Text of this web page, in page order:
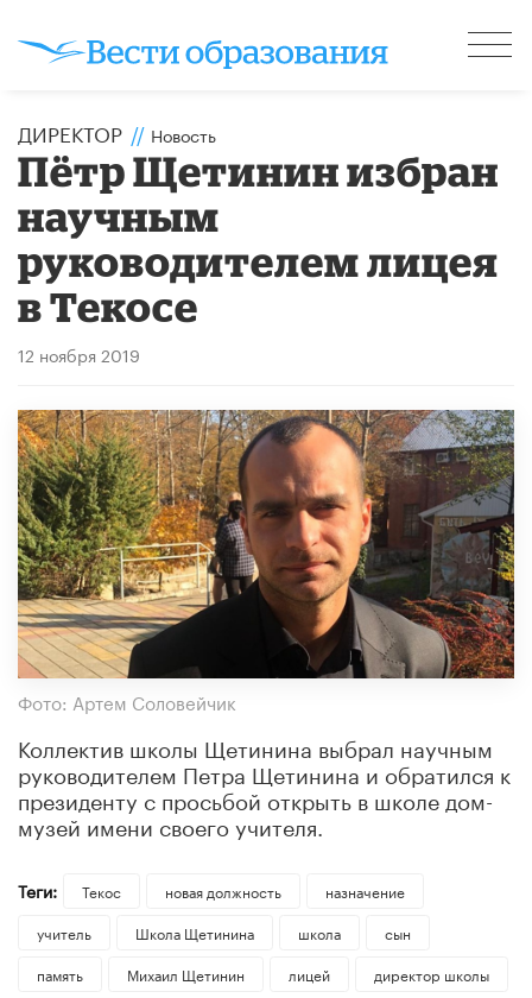
ДИРЕКТОР // Новость
Пётр Щетинин избран
научным
руководителем лицея
в Текосе
12 ноября 2019
Фото: Артем Соловейчик
Коллектив школы Щетинина выбрал научным
руководителем Петра Щетинина и обратился к
президенту с просьбой открыть в школе дом-
музей имени своего учителя.
Теги: Текос новая должность
назначение
учитель
Школа Щетинина школа
сын
память
Михаил Щетинин лицей
директор школы